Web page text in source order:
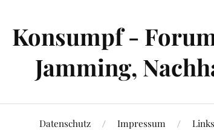
Konsumpf -
Jamming,
Datenschutz Impressum Links